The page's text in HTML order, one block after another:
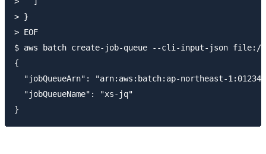
> }
> EOF
$ aws batch create-job-queue --cli-input-json
{
"jobQueueArn": "arn:aws:batch:ap-northeast-
  "jobQueueName": "xs-jq"